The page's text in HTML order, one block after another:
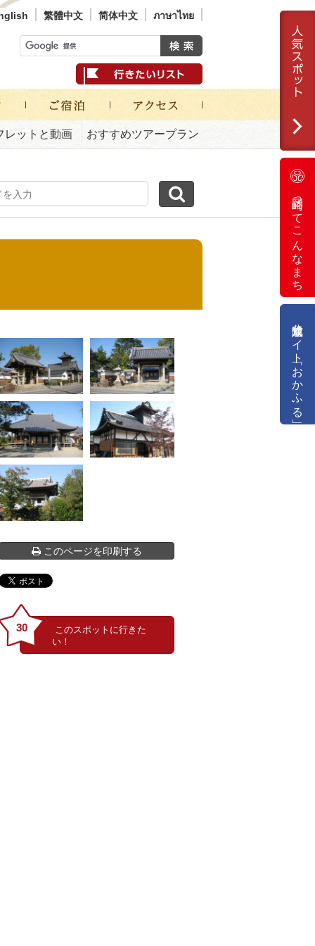
繁體中文 简体中文 ภาษาไทย
レットと動画 おすすめツアープラン
岡崎ってこんなまち
公式通販サイト「おかふる」
このページを印刷する
30